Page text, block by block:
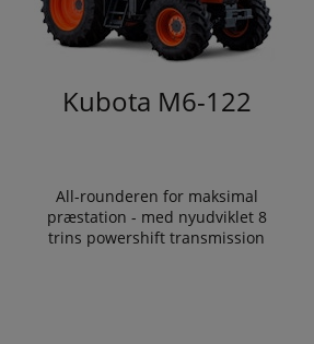
Kubota M6-122
All-rounderen for maksimal
præstation - med nyudviklet 8
trins powershift transmission